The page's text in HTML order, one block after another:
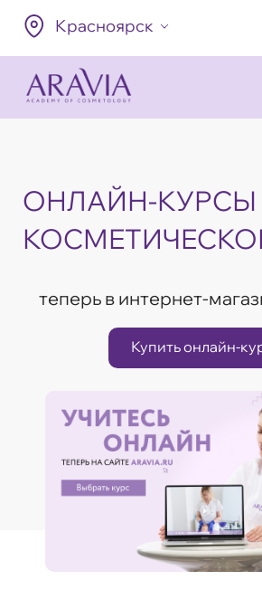
Красноярск
ОНЛАЙН-КУРСЫ
теперь в интернет-
Купить онлайн-